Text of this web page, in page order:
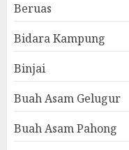
Beruas
Bidara Kampung
Binjai
Buah Asam Gelugur
Buah Asam Pahong